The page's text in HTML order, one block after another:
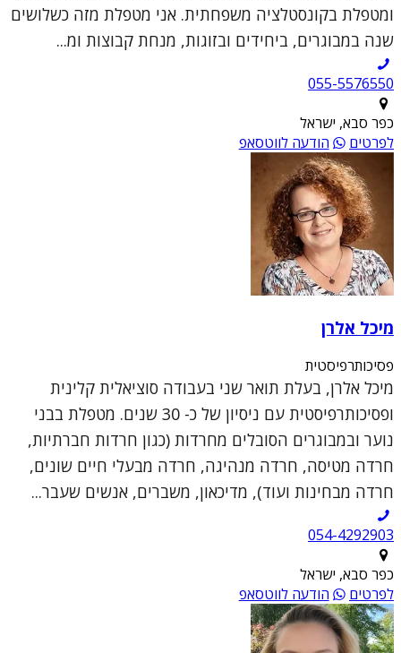
ומטפלת בקונסטלציה משפחתית. אני מטפלת מזה כשלושים
שנה במבוגרים, ביחידים ובזוגות, מנחת קבוצות ומ...
055-5576550
כפר סבא, ישראל
לפרטים
הודעה לווטסאפ
מיכל אלרן
פסיכותרפיסטית
מיכל אלרן, בעלת תואר שני בעבודה סוציאלית קלינית
ופסיכותרפיסטית עם ניסיון של כ- 30 שנים. מטפלת בבני
נוער ובמבוגרים הסובלים מחרדות (כגון חרדות חברתיות,
חרדה מטיסה, חרדה מנהיגה, חרדה מבעלי חיים שונים,
חרדה מבחינות ועוד), מדיכאון, משברים, אנשים שעבר...
054-4292903
כפר סבא, ישראל
לפרטים
הודעה לווטסאפ